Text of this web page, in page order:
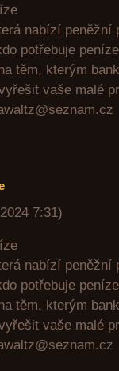
nabízí peněžní
potřebuje
těm, kterým
vaše malé
7:31)
nabízí peněžní
potřebuje
těm, kterým
vaše malé